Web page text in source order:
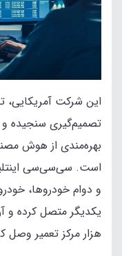
این شرکت آمریکایی،
تصمیم‌گیری سنجیده و
بهره‌مندی از هوش
است. سی‌سی‌سی
و دوام خودروها،
هزار مرکز تعمیر وصل